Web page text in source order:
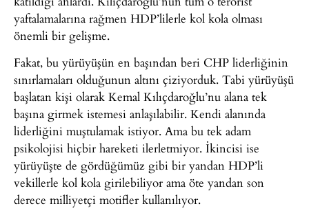
yaftalamalarına rağmen HDP’lilerle kol kola olması
önemli bir gelişme.
Fakat, bu yürüyüşün en başından beri CHP liderliğinin
sınırlamaları olduğunun altını çiziyorduk. Tabi yürüyüşü
başlatan kişi olarak Kemal Kılıçdaroğlu’nu alana tek
başına girmek istemesi anlaşılabilir. Kendi alanında
liderliğini muştulamak istiyor. Ama bu tek adam
psikolojisi hiçbir hareketi ilerletmiyor. İkincisi ise
yürüyüşte de gördüğümüz gibi bir yandan HDP’li
vekillerle kol kola girilebiliyor ama öte yandan son
derece milliyetçi motifler kullanılıyor.